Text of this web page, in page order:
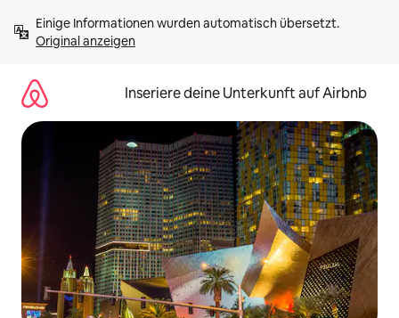
Inhalten
springenOriginal anzeigen
Inseriere deine Unterkunft auf Airbnb